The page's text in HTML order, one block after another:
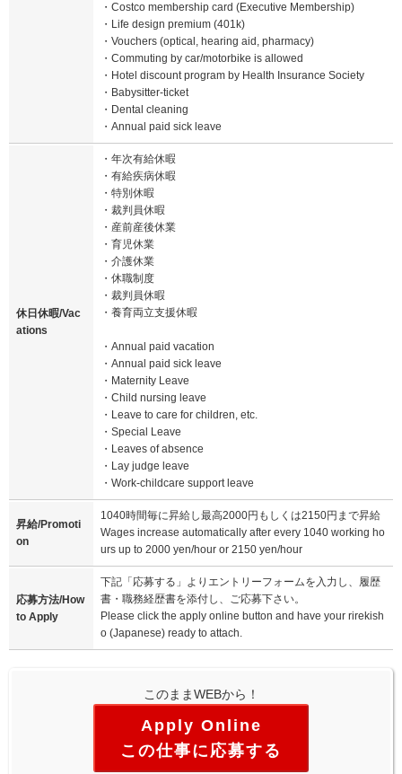
・Costco membership card (Executive Membership)
・Life design premium (401k)
・Vouchers (optical, hearing aid, pharmacy)
・Commuting by car/motorbike is allowed
・Hotel discount program by Health Insurance Society
・Babysitter-ticket
・Dental cleaning
・Annual paid sick leave
休日休暇/Vac
ations
・年次有給休暇
・有給疾病休暇
・特別休暇
・裁判員休暇
・産前産後休業
・育児休業
・介護休業
・休職制度
・裁判員休暇
・養育両立支援休暇
・Annual paid vacation
・Annual paid sick leave
・Maternity Leave
・Child nursing leave
・Leave to care for children, etc.
・Special Leave
・Leaves of absence
・Lay judge leave
・Work-childcare support leave
昇給/Promoti
on
1040時間毎に昇給し最高2000円もしくは2150円まで昇給
Wages increase automatically after every 1040 working ho
urs up to 2000 yen/hour or 2150 yen/hour
応募方法/How
to Apply
下記「応募する」よりエントリーフォームを入力し、履歴
書・職務経歴書を添付し、ご応募下さい。
Please click the apply online button and have your rirekish
o (Japanese) ready to attach.
このままWEBから！
この仕事に応募する